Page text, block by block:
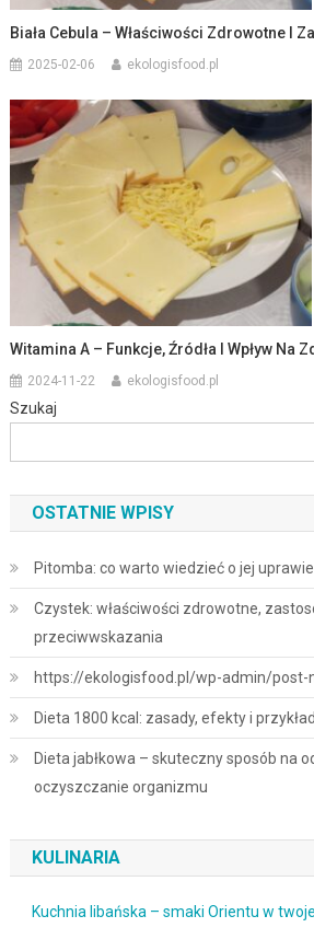
Biała Cebula – Właściwości Zdrowotne I
2025-02-06 ekologisfood.pl
Witamina A – Funkcje, Źródła I Wpływ Na
2024-11-22 ekologisfood.pl
Szukaj
OSTATNIE WPISY
Pitomba: co warto wiedzieć o jej
Czystek: właściwości zdrowotne,
przeciwwskazania
https://ekologisfood.pl/wp-admin/post-
Dieta 1800 kcal: zasady, efekty i
Dieta jabłkowa – skuteczny sposób na
oczyszczanie organizmu
KULINARIA
Kuchnia libańska – smaki Orientu w